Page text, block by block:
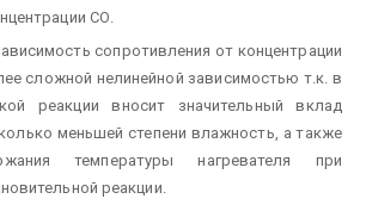
СО.
сопротивления от концентрации
сложной нелинейной зависимостью т.к. в
реакции вносит значительный вклад
меньшей степени влажность, а также
температуры нагревателя при
реакции.